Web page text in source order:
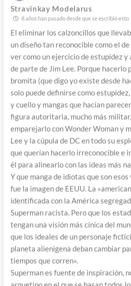
Stravinkay Modelarus
8 años han pasado desde que se escribió esto
El eliminar los calzoncillos que
un diseño tan reconocible como el
ver como un ejercicio de estupidez
de parte de Jim Lee. Porque hacerlo
bromita (que digo yo existe desde
solo puede definirse como
y cuello y mangas que hacían
figura autoritaria, mucho más
emparejarlo con Wonder Woman y
Lee y la cúpula de DC en todo su
que querían hacerlo irreconocible e
él para alinearlo con las ideas más
Y que manga de idiotas que son
fue la imagen de EEUU. La
identificada con la América
Superman racista. Pero que los
tengan una visión más cínica del
que los ideales de un personaje
planeta alienigena deban cambiar
tiempos que corren».
Superman es fuente de inspiración,